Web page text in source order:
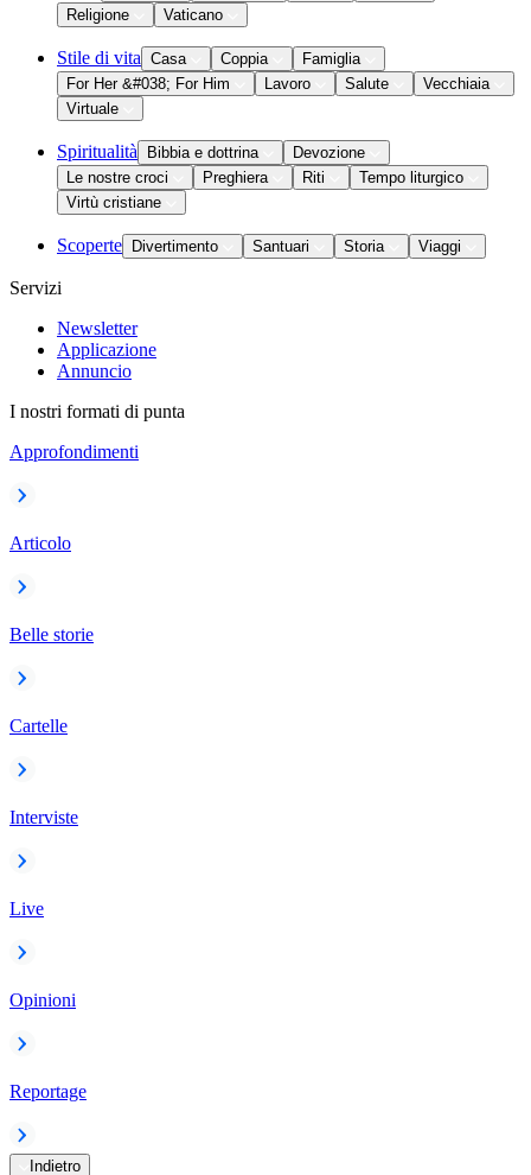
Religione
Vaticano
Stile di vita Casa Coppia
Famiglia
For Her &#038; For Him
Lavoro Salute
Vecchiaia
Virtuale
Spiritualità Bibbia e dottrina
Devozione
Le nostre croci
Preghiera Riti
Tempo liturgico
Virtù cristiane
Scoperte Divertimento Santuari Storia Viaggi
Servizi
Newsletter
Applicazione
Annuncio
I nostri formati di punta
Approfondimenti
Articolo
Belle storie
Cartelle
Interviste
Live
Opinioni
Reportage
Indietro